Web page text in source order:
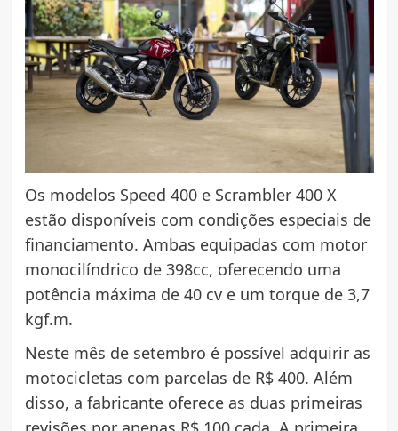
Os modelos Speed 400 e Scrambler 400 X
estão disponíveis com condições especiais de
financiamento. Ambas equipadas com motor
monocilíndrico de 398cc, oferecendo uma
potência máxima de 40 cv e um torque de 3,7
kgf.m.
Neste mês de setembro é possível adquirir as
motocicletas com parcelas de R$ 400. Além
disso, a fabricante oferece as duas primeiras